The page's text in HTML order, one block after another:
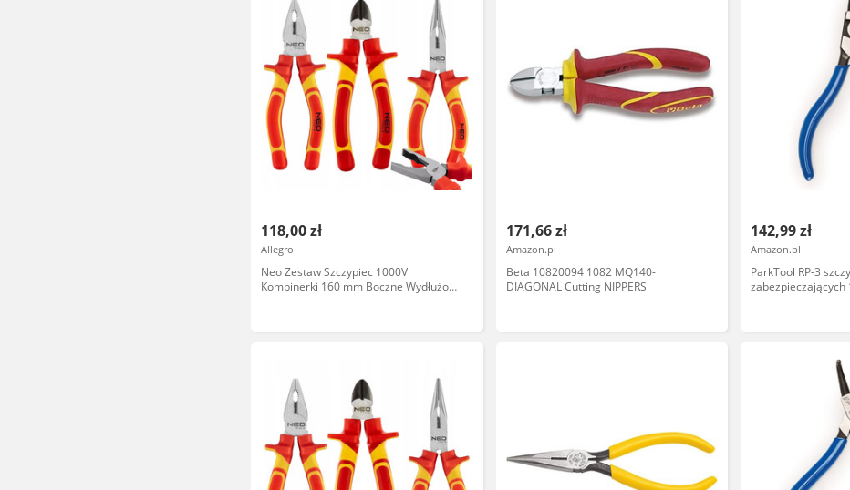
118,00 zł
Allegro
Neo Zestaw Szczypiec 1000V
Kombinerki 160 mm Boczne Wydłużone
171,66 zł
Amazon.pl
Beta 10820094 1082 MQ140-
DIAGONAL Cutting NIPPERS
142,99 zł
Amazon.pl
ParkTool RP-3
zabezpieczających